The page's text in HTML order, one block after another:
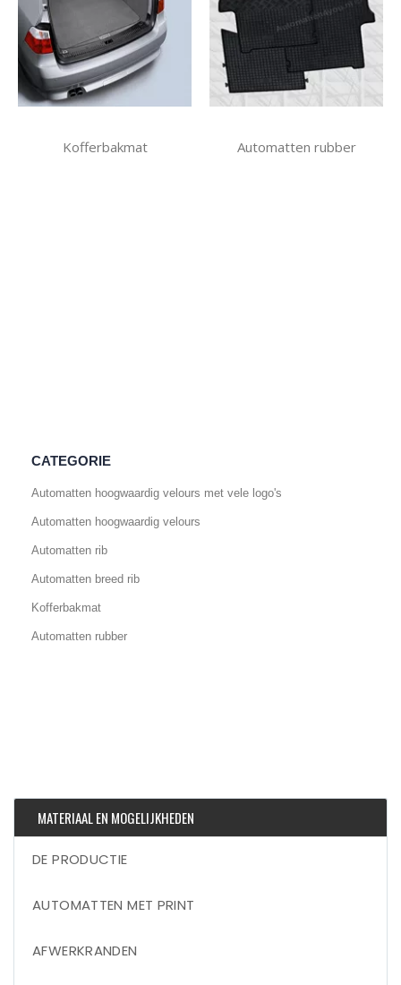
Kofferbakmat Automatten rubber
CATEGORIE
Automatten hoogwaardig velours met vele logo's
Automatten hoogwaardig velours
Automatten rib
Automatten breed rib
Kofferbakmat
Automatten rubber
MATERIAAL EN MOGELIJKHEDEN
DE PRODUCTIE
AUTOMATTEN MET PRINT
AFWERKRANDEN